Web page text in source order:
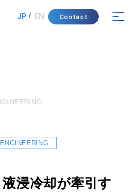
JP EN Contact
ENGINEERING
浸冷却が牽引す